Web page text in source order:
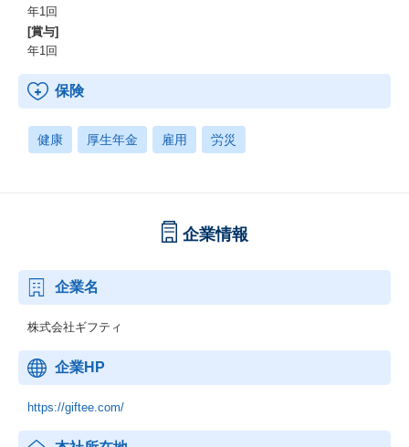
年1回
[賞与]
年1回
保険
健康 厚生年金 雇用 労災
企業情報
企業名
株式会社ギフティ
企業HP
https://giftee.com/